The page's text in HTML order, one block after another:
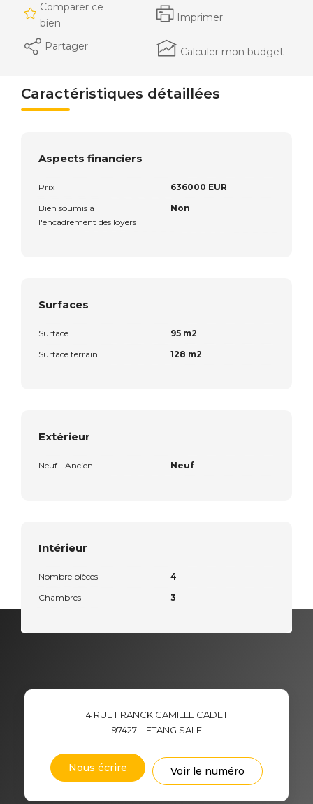
Comparer ce
bien
Imprimer
Partager Calculer mon budget
Caractéristiques détaillées
Aspects financiers
Prix
636000 EUR
Bien soumis à
l'encadrement des loyers
Non
Surfaces
Surface
95 m2
Surface terrain
128 m2
Extérieur
Neuf - Ancien Neuf
Intérieur
Nombre pièces
4
Chambres
3
4 RUE FRANCK CAMILLE CADET
97427 L ETANG SALE
Nous écrire Voir le numéro